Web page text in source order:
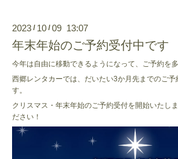
2023 / 10 /09 13:07
年末年始のご予約受付中です
今年は自由に移動できるようになって、ご予約を
西郷レンタカーでは、だいたい3か月先までのご予
す。
クリスマス・年末年始のご予約受付を開始いたし
ださい！